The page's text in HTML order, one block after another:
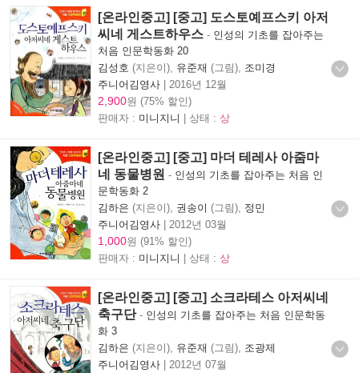
[온라인중고] [중고] 도스토예프스키 아저
씨네 게스트하우스 - 인성의 기초를 잡아주는
처음 인문학동화 20
김성호 (지은이), 유준재 (그림), 조미경
주니어김영사 | 2016년 12월
2,900원 (75% 할인)
판매자 : 미니지니 | 상태 : 상
[온라인중고] [중고] 마더 테레사 아줌마
네 동물병원 - 인성의 기초를 잡아주는 처음 인
문학동화 2
김하은 (지은이), 권송이 (그림), 정민
주니어김영사 | 2012년 03월
1,000원 (91% 할인)
판매자 : 미니지니 | 상태 : 상
[온라인중고] [중고] 소크라테스 아저씨네
축구단- 인성의 기초를 잡아주는 처음 인문학동
화 3
김하은 (지은이), 유준재 (그림), 조광제
주니어김영사 | 2012년 07월